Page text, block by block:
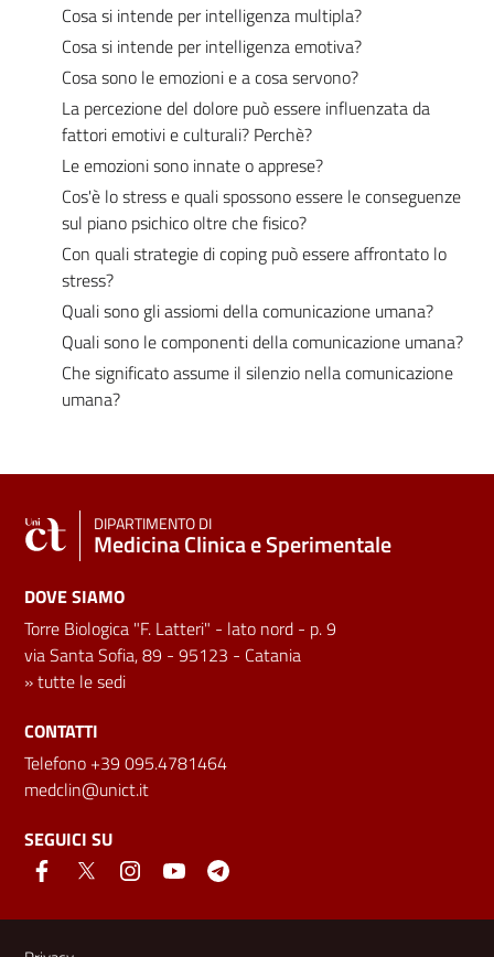
Cosa si intende per intelligenza multipla?
Cosa si intende per intelligenza emotiva?
Cosa sono le emozioni e a cosa servono?
La percezione del dolore può essere influenzata da
fattori emotivi e culturali? Perchè?
Le emozioni sono innate o apprese?
Cos'è lo stress e quali spossono essere le conseguenze
sul piano psichico oltre che fisico?
Con quali strategie di coping può essere affrontato lo
stress?
Quali sono gli assiomi della comunicazione umana?
Quali sono le componenti della comunicazione umana?
Che significato assume il silenzio nella comunicazione
umana?
DIPARTIMENTO DI
Medicina Clinica e Sperimentale
DOVE SIAMO
Torre Biologica "F. Latteri" - lato nord - p. 9
via Santa Sofia, 89 - 95123 - Catania
»tutte le sedi
CONTATTI
Telefono +39 095.4781464
medclin@unict.it
SEGUICI SU
Link e informazioni utili